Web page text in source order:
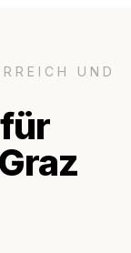
UND